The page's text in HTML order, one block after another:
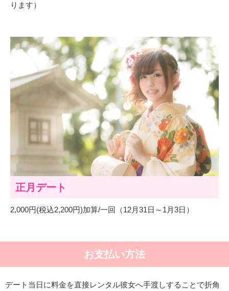
ります）
正月デート
2,000円(税込2,200円)加算/一回（12月31日～1月3日）
お支払い方法
デート当日に料金を直接レンタル彼女へ手渡しすることで折角